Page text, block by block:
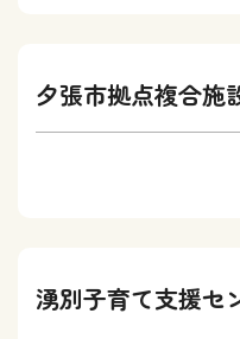
夕張市拠点複合施
湧別子育て支援セ